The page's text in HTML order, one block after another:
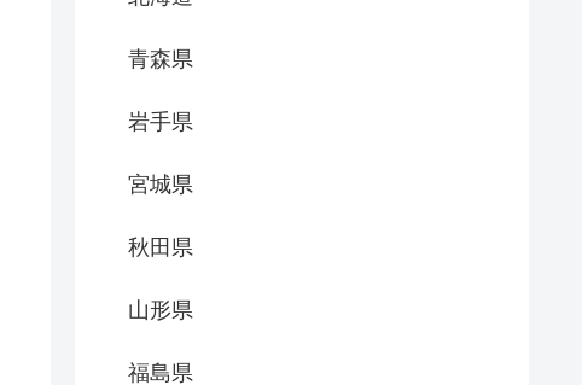
青森県
岩手県
宮城県
秋田県
山形県
福島県